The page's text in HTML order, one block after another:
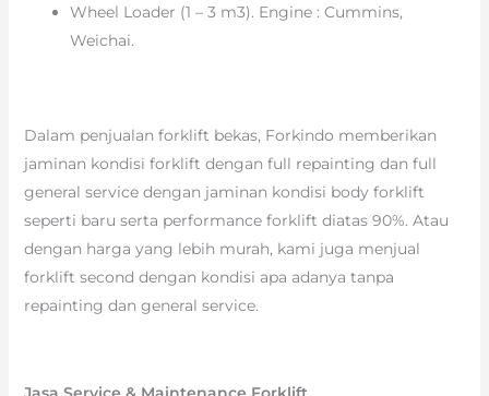
Wheel Loader (1 – 3 m3). Engine : Cummins,
Weichai.
Dalam penjualan forklift bekas, Forkindo memberikan
jaminan kondisi forklift dengan full repainting dan full
general service dengan jaminan kondisi body forklift
seperti baru serta performance forklift diatas 90%. Atau
dengan harga yang lebih murah, kami juga menjual
forklift second dengan kondisi apa adanya tanpa
repainting dan general service.